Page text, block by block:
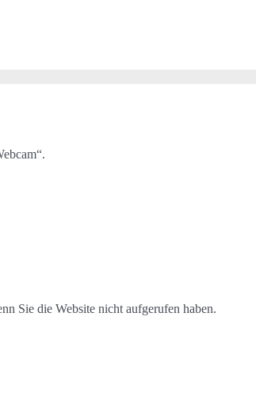
Sie die Website nicht aufgerufen haben.